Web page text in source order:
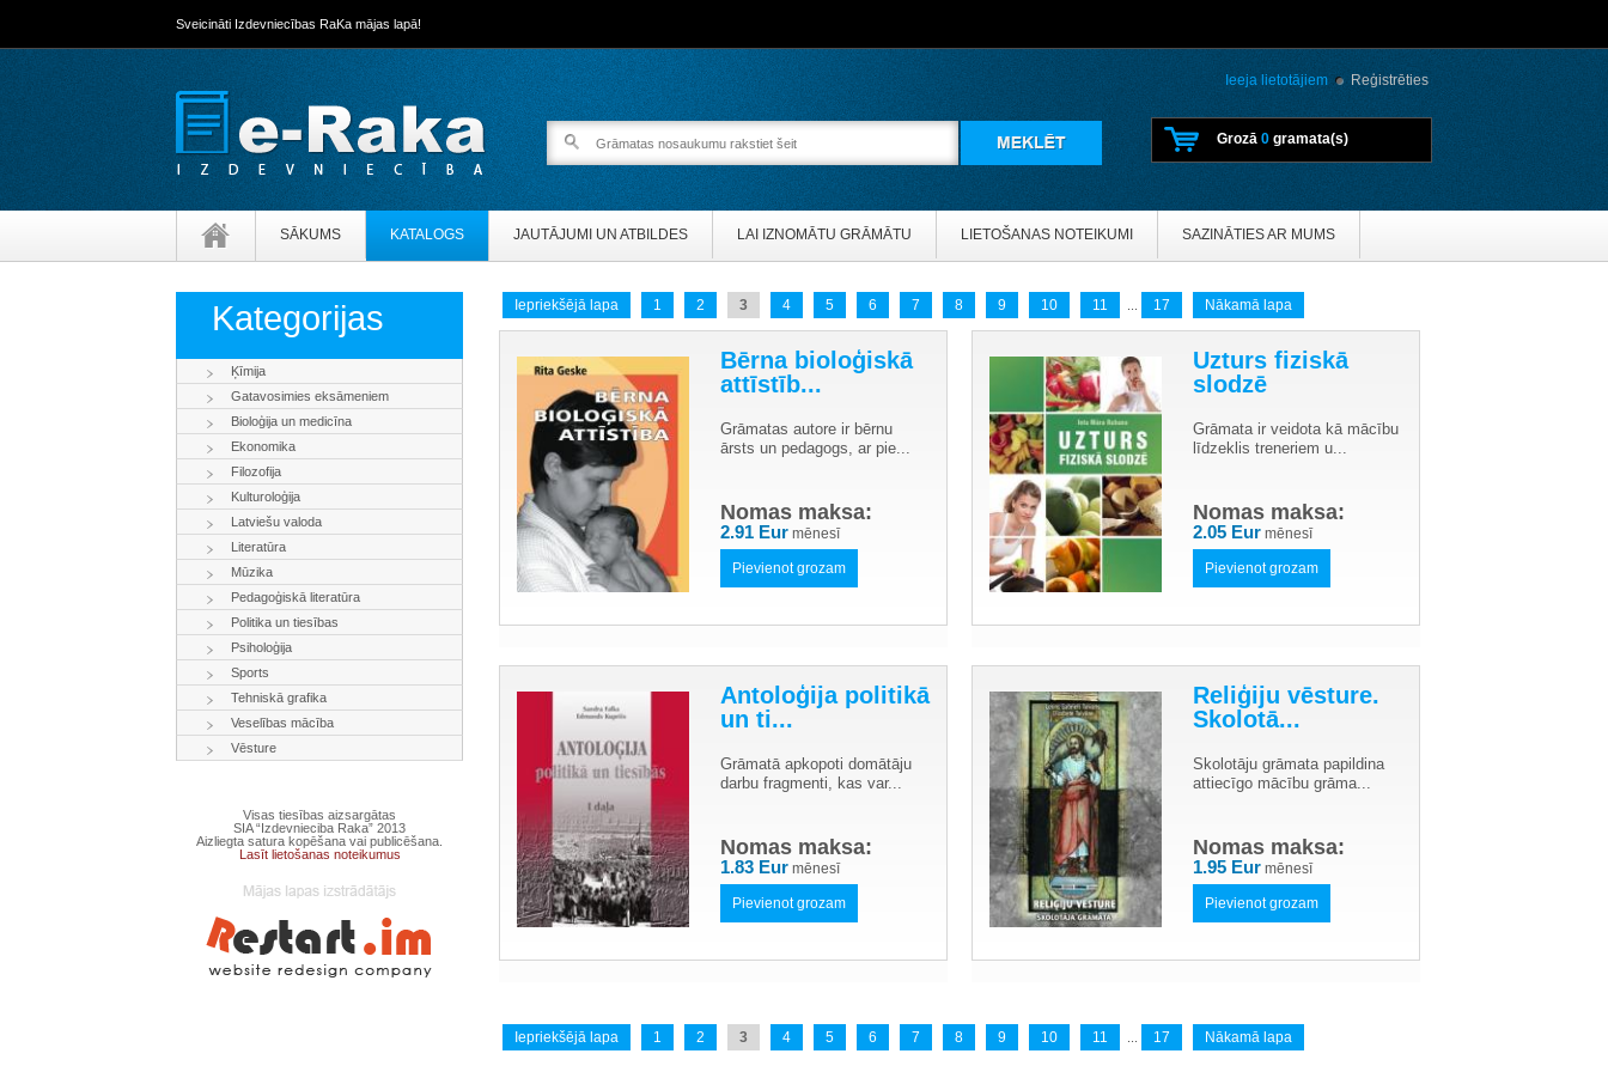
Sveicināti Izdevniecības RaKa mājas lapā!
Ieeja lietotājiem Reģistrēties
Grozā 0 gramata(s)
SĀKUMS KATALOGS JAUTĀJUMI UN ATBILDES LAI IZNOMĀTU GRĀMĀTU LIETOŠANAS NOTEIKUMI SAZINĀTIES AR MUMS
Kategorijas
Ķīmija
Gatavosimies eksāmeniem
Bioloģija un medicīna
Ekonomika
Filozofija
Kulturoloģija
Latviešu valoda
Literatūra
Mūzika
Pedagoģiskā literatūra
Politika un tiesības
Psiholoģija
Sports
Tehniskā grafika
Veselības mācība
Vēsture
Visas tiesības aizsargātas
SIA “Izdevnieciba Raka” 2013
Aizliegta satura kopēšana vai publicēšana.
Lasīt lietošanas noteikumus
Iepriekšējā lapa 1 2 3 4 5 6 7 8 9 10 11 17 Nākamā lapa
Bērna bioloģiskā
attīstīb...
Grāmatas autore ir bērnu
ārsts un pedagogs, ar pie...
Nomas maksa:
2.91 Eur mēnesī
Pievienot grozam
Uzturs fiziskā
slodzē
Grāmata ir veidota kā mācību
līdzeklis treneriem u...
Nomas maksa:
2.05 Eur mēnesī
Pievienot grozam
Antoloģija politikā
un ti...
Grāmatā apkopoti domātāju
darbu fragmenti, kas var...
Nomas maksa:
1.83 Eur mēnesī
Pievienot grozam
Reliģiju vēsture.
Skolotā...
Skolotāju grāmata papildina
attiecīgo mācību grāma...
Nomas maksa:
1.95 Eur mēnesī
Pievienot grozam
Iepriekšējā lapa 1 2 3 4 5 6 7 8 9 10 11 17 Nākamā lapa